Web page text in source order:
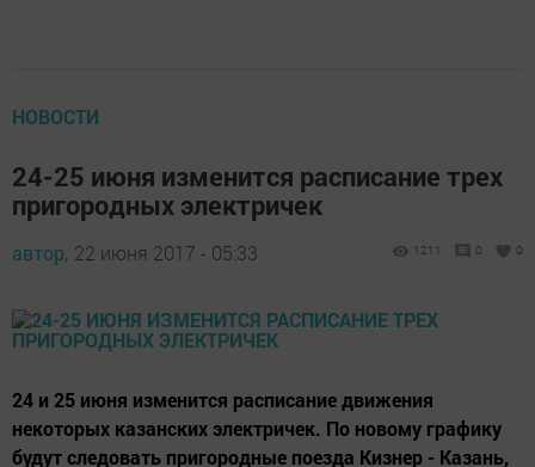
НОВОСТИ
24-25 июня изменится расписание трех
пригородных электричек
автор, 22 июня 2017 - 05:33 1211 0 0
24 и 25 июня изменится расписание движения
некоторых казанских электричек. По новому графику
будут следовать пригородные поезда Кизнер - Казань,